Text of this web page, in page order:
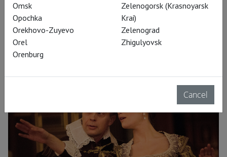
то «Герцогиня Мальфи»,
поставленная в Blackfriars –
«элитном» крытом театре для знати
и обитателей Inns of Court – была
Omsk
Opochka
Orekhovo-Zuyevo
Orel
Orenburg
Zelenogorsk (Krasnoyarsk
Krai)
Zelenograd
Zhigulyovsk
Cancel